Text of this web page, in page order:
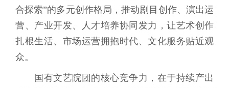
合探索”的多元创作格局，推动剧目创作、演出运
营、产业开发、人才培养协同发力，让艺术创作
扎根生活、市场运营拥抱时代、文化服务贴近观
众。
国有文艺院团的核心竞争力，在于持续产出